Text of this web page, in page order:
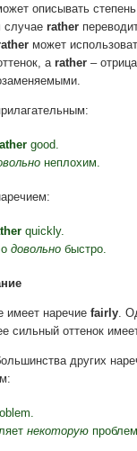
описывать
случае rather
может
а rather –
good.
неплохим.
quickly.
довольно быстро.
имеет наречие fairly .
сильный оттенок
других
некоторую